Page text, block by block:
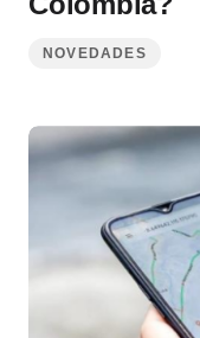
NOVEDADES